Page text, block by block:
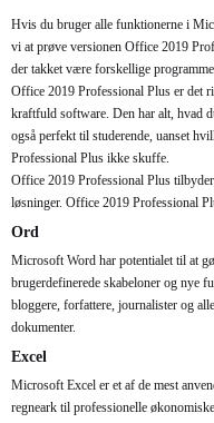
Hvis du bruger alle funktionerne i
vi at prøve versionen Office 2019
der takket være forskellige
Office 2019 Professional Plus er det
kraftfuld software. Den har alt, hvad
også perfekt til studerende, uanset
Professional Plus ikke skuffe.
Office 2019 Professional Plus
løsninger. Office 2019 Professional
Ord
Microsoft Word har potentialet til at
brugerdefinerede skabeloner og nye
bloggere, forfattere, journalister og
dokumenter.
Excel
Microsoft Excel er et af de mest
regneark til professionelle